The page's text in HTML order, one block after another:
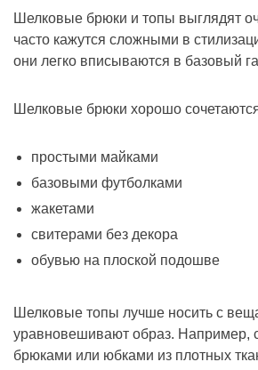
Шелковые брюки и топы выглядят
часто кажутся сложными в
они легко вписываются в базовый
Шелковые брюки хорошо
простыми майками
базовыми футболками
жакетами
свитерами без декора
обувью на плоской подошве
Шелковые топы лучше носить с
уравновешивают образ. Например,
брюками или юбками из плотных